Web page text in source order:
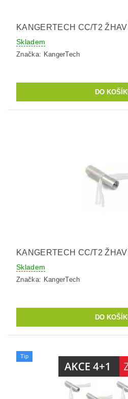
KANGERTECH CC/T2
Skladem
Značka: KangerTech
KANGERTECH CC/T2
Skladem
Značka: KangerTech
Tip